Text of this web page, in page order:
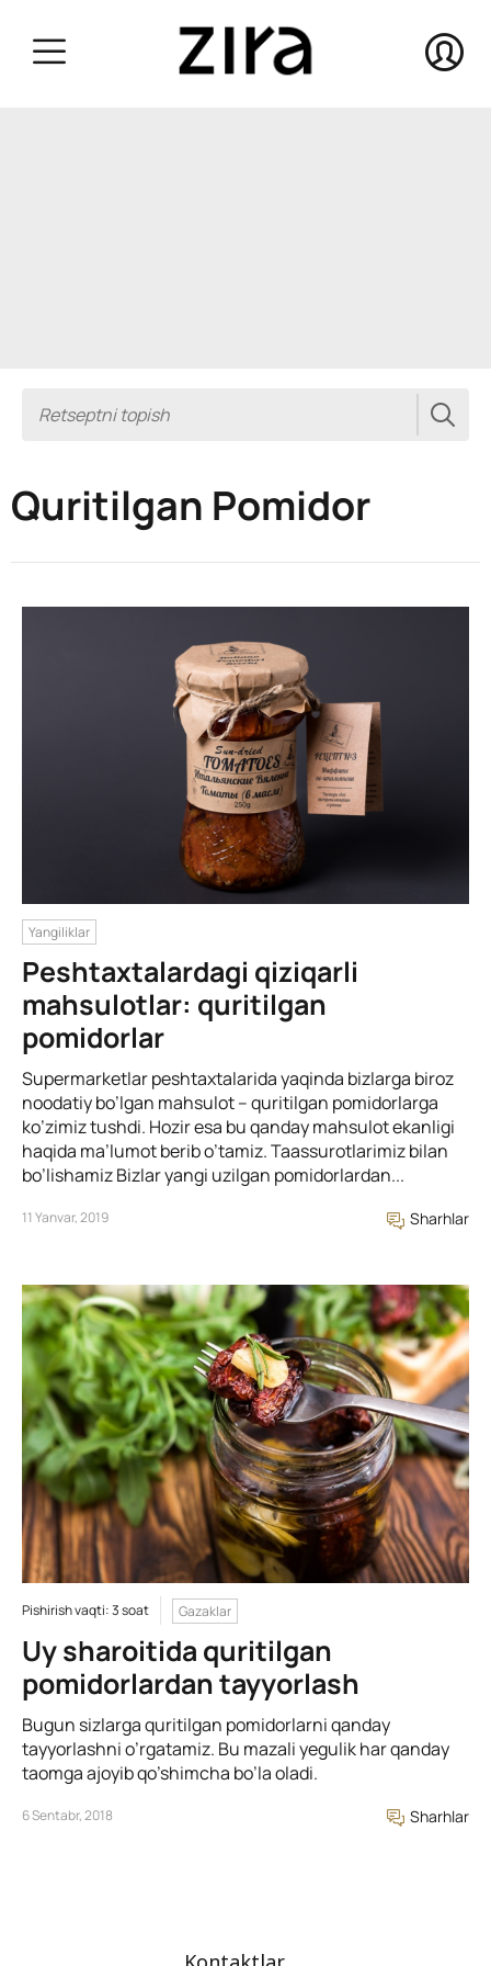
Quritilgan Pomidor
Yangiliklar
Peshtaxtalardagi qiziqarli
mahsulotlar: quritilgan
pomidorlar
Supermarketlar peshtaxtalarida yaqinda bizlarga biroz
noodatiy bo’lgan mahsulot – quritilgan pomidorlarga
ko’zimiz tushdi. Hozir esa bu qanday mahsulot ekanligi
haqida ma’lumot berib o’tamiz. Taassurotlarimiz bilan
bo’lishamiz Bizlar yangi uzilgan pomidorlardan...
11 Yanvar, 2019 Sharhlar
Pishirish vaqti: 3 soat Gazaklar
Uy sharoitida quritilgan
pomidorlardan tayyorlash
Bugun sizlarga quritilgan pomidorlarni qanday
tayyorlashni o’rgatamiz. Bu mazali yegulik har qanday
taomga ajoyib qo’shimcha bo’la oladi.
6 Sentabr, 2018 Sharhlar